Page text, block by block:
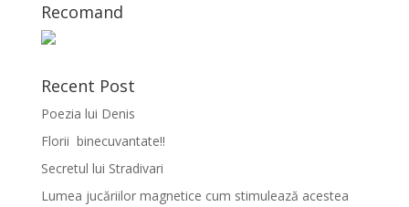
Recomand
Recent Post
Poezia lui Denis
Florii binecuvantate!!
Secretul lui Stradivari
Lumea jucăriilor magnetice cum stimulează acestea